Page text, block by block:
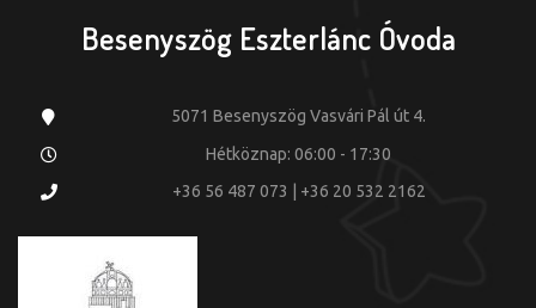
Besenyszög Eszterlánc Óvoda
5071 Besenyszög Vasvári Pál út 4.
Hétköznap: 06:00 - 17:30
+36 56 487 073 | +36 20 532 2162